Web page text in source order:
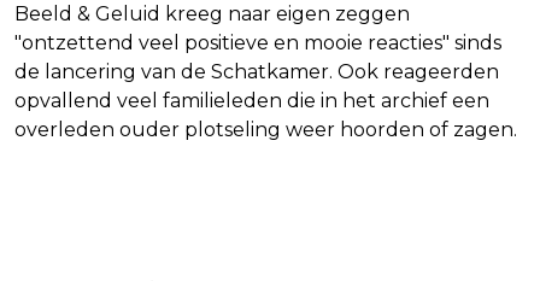
Beeld & Geluid kreeg naar eigen zeggen
"ontzettend veel positieve en mooie reacties" sinds
de lancering van de Schatkamer. Ook reageerden
opvallend veel familieleden die in het archief een
overleden ouder plotseling weer hoorden of zagen.